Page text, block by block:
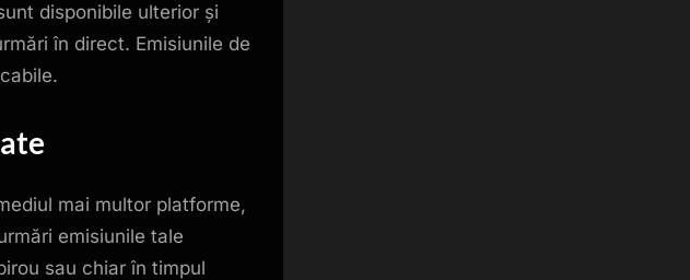
disponibile ulterior și
în direct. Emisiunile de
mai multor platforme,
emisiunile tale
sau chiar în timpul